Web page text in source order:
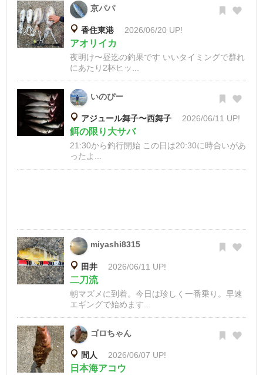
京パパ
香住東港 2026/06/20 UP!
アオリイカ
夜明け〜昼迄の釣果です いいタイミングで群れ
にあたり2杯ヒッ...
いのぴー
アジュール舞子〜西舞子 2026/06/11 UP!
餌の限り大サバ
21:30から釣行開始 この日は20:30に時合いがあ
ったよ...
miyashi8315
田井 2026/06/11 UP!
二刀流
朝マズメに到着。今日は珍しく一番乗り。早速
エギングで始めます...
ゴロちゃん
間人 2026/06/07 UP!
日本海アコウ